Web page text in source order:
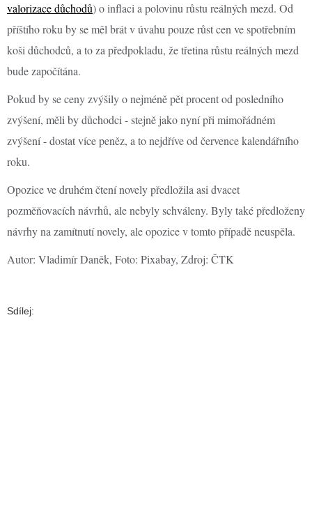
valorizace důchodů) o inflaci a polovinu růstu reálných mezd. Od
příštího roku by se měl brát v úvahu pouze růst cen ve spotřebním
koši důchodců, a to za předpokladu, že třetina růstu reálných mezd
bude započítána.
Pokud by se ceny zvýšily o nejméně pět procent od posledního
zvýšení, měli by důchodci - stejně jako nyní při mimořádném
zvýšení - dostat více peněz, a to nejdříve od července kalendářního
roku.
Opozice ve druhém čtení novely předložila asi dvacet
pozměňovacích návrhů, ale nebyly schváleny. Byly také předloženy
návrhy na zamítnutí novely, ale opozice v tomto případě neuspěla.
Autor: Vladimír Daněk, Foto: Pixabay, Zdroj: ČTK
Sdílej: